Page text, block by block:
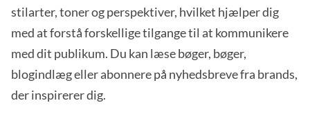
stilarter, toner og perspektiver, hvilket hjælper dig
med at forstå forskellige tilgange til at kommunikere
med dit publikum. Du kan læse bøger, bøger,
blogindlæg eller abonnere på nyhedsbreve fra brands,
der inspirerer dig.